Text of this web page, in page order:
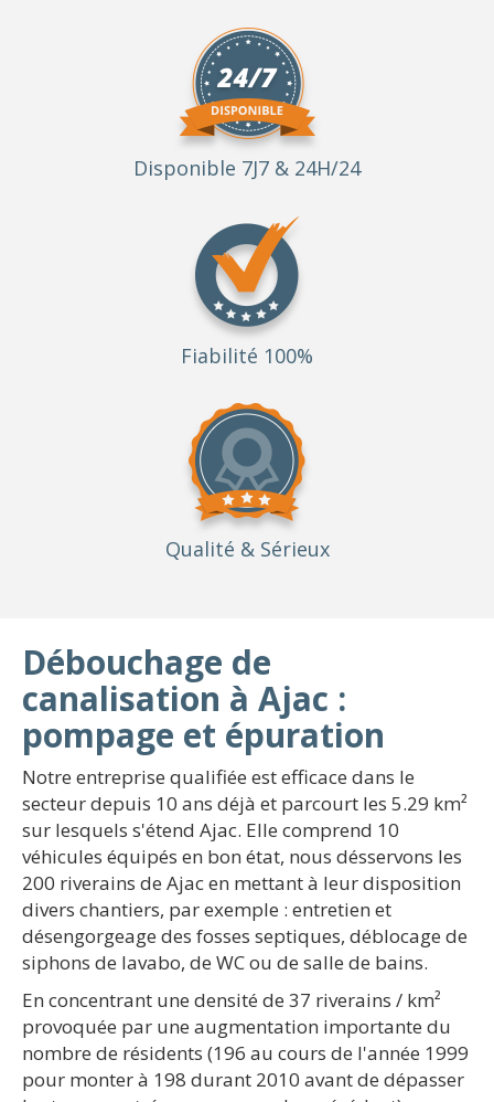
Disponible 7J7 & 24H/24
Fiabilité 100%
Qualité & Sérieux
Débouchage de
canalisation à Ajac :
pompage et épuration
Notre entreprise qualifiée est efficace dans le
secteur depuis 10 ans déjà et parcourt les 5.29 km²
sur lesquels s'étend Ajac. Elle comprend 10
véhicules équipés en bon état, nous désservons les
200 riverains de Ajac en mettant à leur disposition
divers chantiers, par exemple : entretien et
désengorgeage des fosses septiques, déblocage de
siphons de lavabo, de WC ou de salle de bains.
En concentrant une densité de 37 riverains / km²
provoquée par une augmentation importante du
nombre de résidents (196 au cours de l'année 1999
pour monter à 198 durant 2010 avant de dépasser